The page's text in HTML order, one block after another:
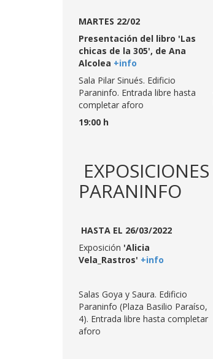
MARTES 22/02
Presentación del libro 'Las
chicas de la 305', de Ana
Alcolea +info
Sala Pilar Sinués. Edificio
Paraninfo. Entrada libre hasta
completar aforo
19:00 h
EXPOSICIONES
PARANINFO
HASTA EL 26/03/2022
Exposición 'Alicia
Vela_Rastros' +info
Salas Goya y Saura. Edificio
Paraninfo (Plaza Basilio Paraíso,
4). Entrada libre hasta completar
aforo